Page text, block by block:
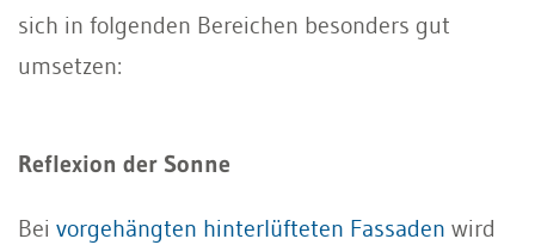
sich in folgenden Bereichen besonders gut
umsetzen:
Reflexion der Sonne
Bei vorgehängten hinterlüfteten Fassaden wird